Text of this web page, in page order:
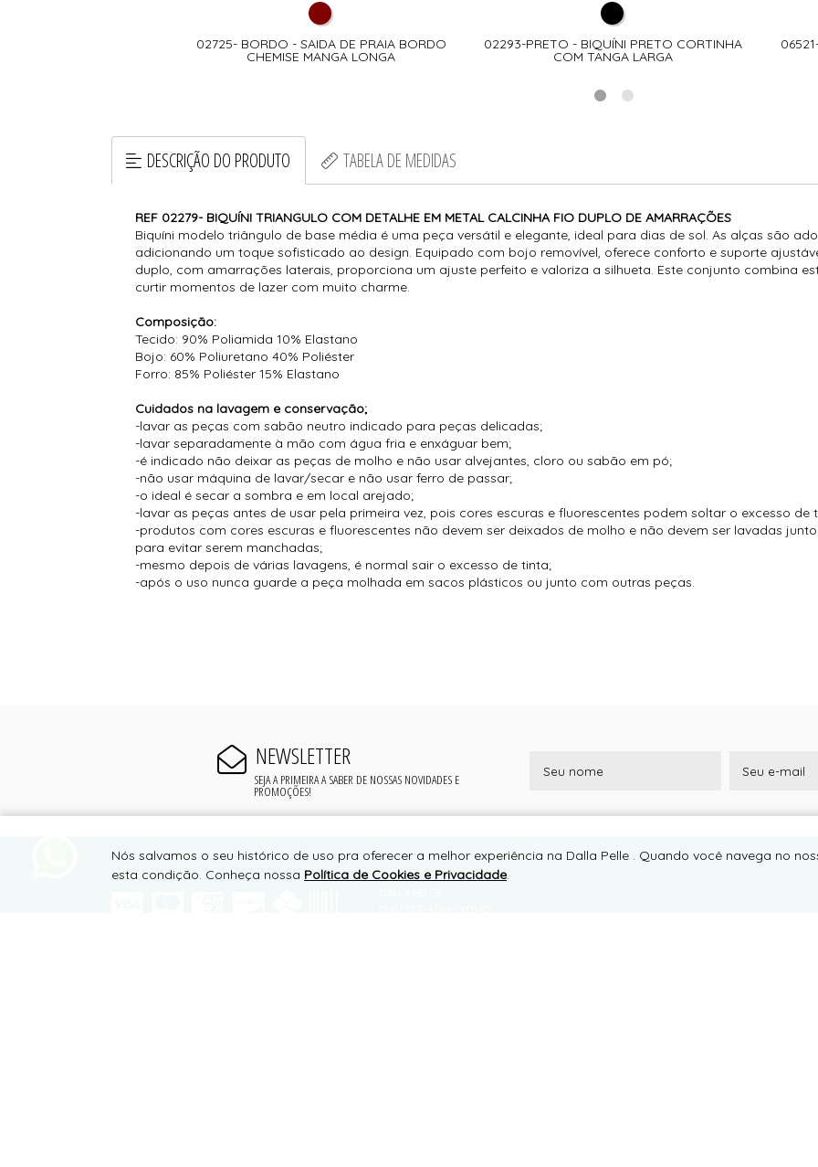
02725- BORDO - SAIDA DE PRAIA BORDO
CHEMISE MANGA LONGA
02293-PRETO - BIQUÍNI PRETO CORTINHA
COM TANGA LARGA
DESCRIÇÃO DO PRODUTO TABELA DE MEDIDAS
REF 02279- BIQUÍNI TRIANGULO COM DETALHE EM METAL CALCINHA FIO DUPLO DE AMARRAÇÕES
Biquíni modelo triângulo de base média é uma peça versátil e elegante, ideal para dias de sol. As alças são
adicionando um toque sofisticado ao design. Equipado com bojo removível, oferece conforto e suporte
duplo, com amarrações laterais, proporciona um ajuste perfeito e valoriza a silhueta. Este conjunto combina
curtir momentos de lazer com muito charme.
Composição:
Tecido: 90% Poliamida 10% Elastano
Bojo: 60% Poliuretano 40% Poliéster
Forro: 85% Poliéster 15% Elastano
Cuidados na lavagem e conservação;
-lavar as peças com sabão neutro indicado para peças delicadas;
-lavar separadamente à mão com água fria e enxáguar bem;
-é indicado não deixar as peças de molho e não usar alvejantes, cloro ou sabão em pó;
-não usar máquina de lavar/secar e não usar ferro de passar;
-o ideal é secar a sombra e em local arejado;
-lavar as peças antes de usar pela primeira vez, pois cores escuras e fluorescentes podem soltar o excesso de
-produtos com cores escuras e fluorescentes não devem ser deixados de molho e não devem ser lavadas
para evitar serem manchadas;
-mesmo depois de várias lavagens, é normal sair o excesso de tinta;
-após o uso nunca guarde a peça molhada em sacos plásticos ou junto com outras peças.
NEWSLETTER
SEJA A PRIMEIRA A SABER DE NOSSAS NOVIDADES E
PROMOÇÕES!
PAGAMENTO
SUPORTE
Nós salvamos o seu histórico de uso pra oferecer a melhor experiência na Dalla Pelle . Quando você navega no
esta condição. Conheça nossa Política de Cookies e Privacidade.